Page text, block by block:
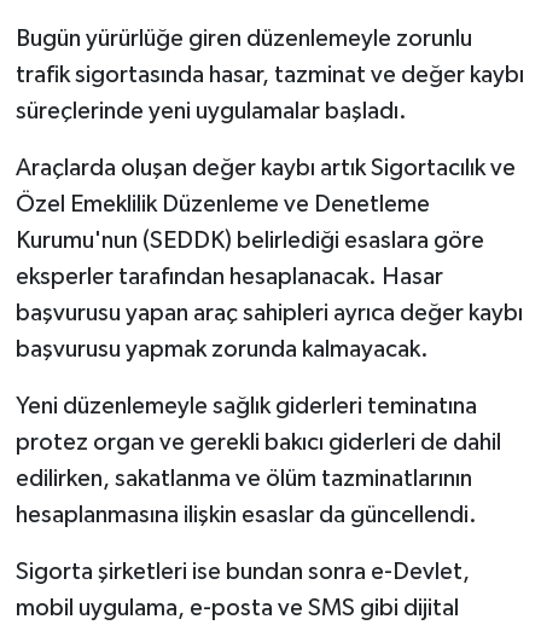
Bugün yürürlüğe giren düzenlemeyle zorunlu
trafik sigortasında hasar, tazminat ve değer kaybı
süreçlerinde yeni uygulamalar başladı.
Araçlarda oluşan değer kaybı artık Sigortacılık ve
Özel Emeklilik Düzenleme ve Denetleme
Kurumu'nun (SEDDK) belirlediği esaslara göre
eksperler tarafından hesaplanacak. Hasar
başvurusu yapan araç sahipleri ayrıca değer kaybı
başvurusu yapmak zorunda kalmayacak.
Yeni düzenlemeyle sağlık giderleri teminatına
protez organ ve gerekli bakıcı giderleri de dahil
edilirken, sakatlanma ve ölüm tazminatlarının
hesaplanmasına ilişkin esaslar da güncellendi.
Sigorta şirketleri ise bundan sonra e-Devlet,
mobil uygulama, e-posta ve SMS gibi dijital